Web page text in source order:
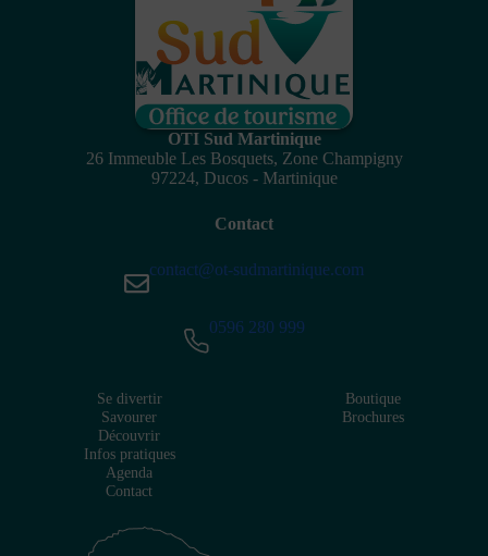
OTI Sud Martinique
26 Immeuble Les Bosquets, Zone Champigny
97224, Ducos - Martinique
Contact
contact@ot-sudmartinique.com
0596 280 999
Se divertir
Savourer
Découvrir
Infos pratiques
Agenda
Contact
Boutique
Brochures